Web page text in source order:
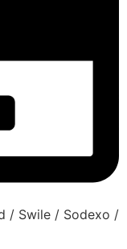
/ Swile / Sodexo /